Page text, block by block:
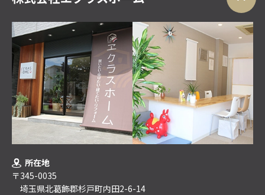
所在地
〒345-0035
埼玉県北葛飾郡杉戸町内田2-6-14